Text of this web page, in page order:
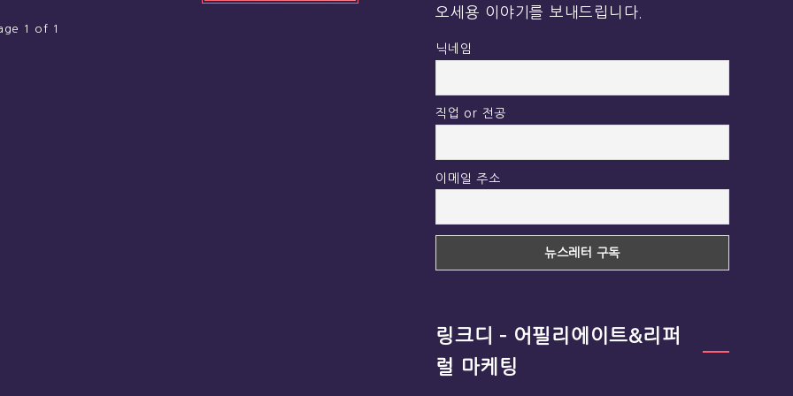
1 of 1
오세용 이야기를 보내드립니다.
닉네임
직업 or 전공
이메일 주소
링크디 – 어필리에이트&리퍼
럴 마케팅